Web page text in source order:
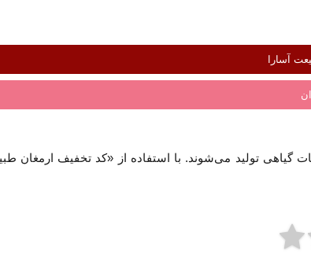
آسارا
گیاهی تولید می‌شوند. با استفاده از «کد تخفیف ارمغان